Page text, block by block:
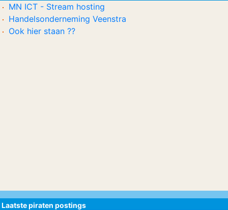
MN ICT - Stream hosting
Handelsonderneming Veenstra
Ook hier staan ??
Laatste piraten postings